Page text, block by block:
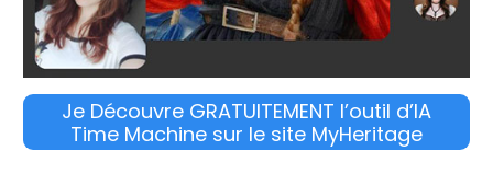
Je Découvre GRATUITEMENT l’outil d’IA
Time Machine sur le site MyHeritage